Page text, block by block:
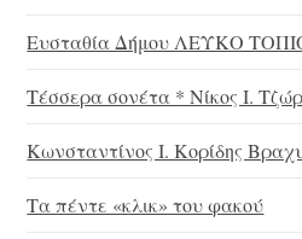
Ευσταθία Δήμου ΛΕΥΚΟ
Τέσσερα σονέτα * Νίκος Ι.
Κωνσταντίνος Ι. Κορίδης
Τα πέντε «κλικ» του φακού